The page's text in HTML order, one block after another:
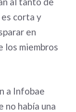
es corta y
en
los miembros
a Infobae
no había una